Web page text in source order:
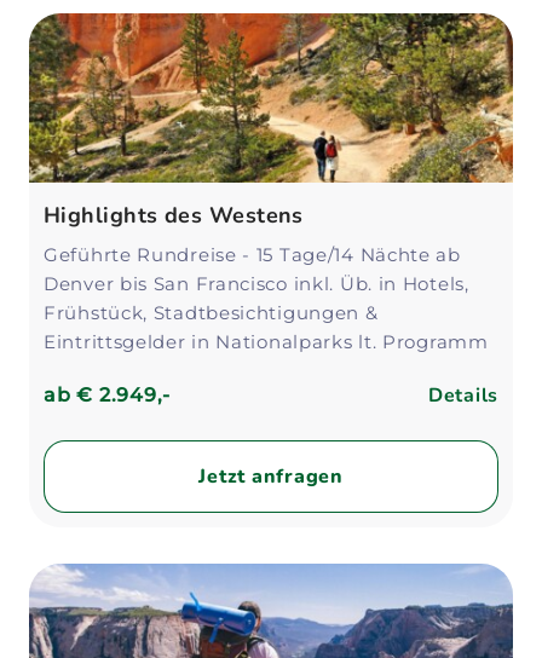
Highlights des Westens
Geführte Rundreise - 15 Tage/14 Nächte ab
Denver bis San Francisco inkl. Üb. in Hotels,
Frühstück, Stadtbesichtigungen &
Eintrittsgelder in Nationalparks lt. Programm
ab€ 2.949,- Details
Jetzt anfragen